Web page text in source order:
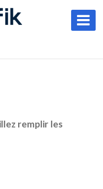
remplir les